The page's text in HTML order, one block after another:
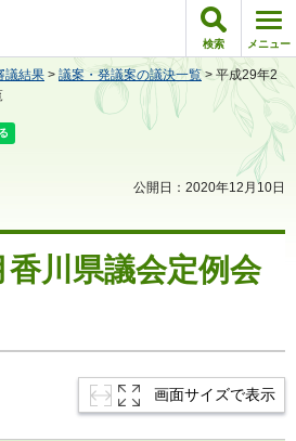
検索 メニュー
議結果 > 議案・発議案の議決一覧 > 平成29年2
公開日：2020年12月10日
川県議会定例会
画面サイズで表示